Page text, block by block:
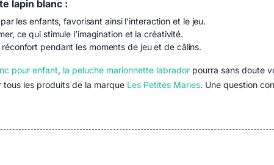
lapin blanc :
les enfants, favorisant ainsi l’interaction et le jeu.
ce qui stimule l’imagination et la créativité.
pendant les moments de jeu et de câlins.
pour enfant, la peluche marionnette labrador pourra sans doute
les produits de la marque Les Petites Maries. Une question